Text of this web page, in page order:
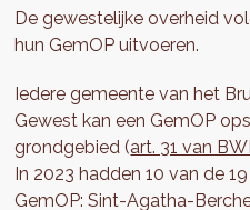
De gewestelijke overheid
hun GemOP uitvoeren.
Iedere gemeente van het
Gewest kan een GemOP
grondgebied (art. 31 van
In 2023 hadden 10 van de
GemOP: Sint-Agatha-